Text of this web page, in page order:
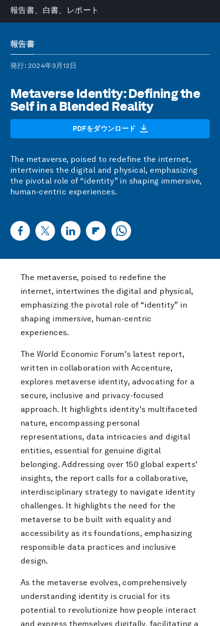
報告書、白書、レポート
報告書
発行: 2024年3月12日
Metaverse Identity: Defining the
Self in a Blended Reality
PDFをダウンロード
The metaverse, poised to redefine the internet,
intertwines the digital and physical, emphasizing
the pivotal role of “identity” in shaping immersive,
human-centric experiences.
The metaverse, poised to redefine the
internet, intertwines the digital and physical,
emphasizing the pivotal role of “identity” in
shaping immersive, human-centric
experiences.
The World Economic Forum's latest report,
written in collaboration with Accenture,
explores metaverse identity, advocating for a
secure, inclusive and privacy-focused
approach. It highlights identity's multifaceted
nature, encompassing personal
representations, data intricacies and digital
entities, essential for genuine digital
belonging. Addressing over 150 global experts'
insights, the report calls for a collaborative,
interdisciplinary strategy to navigate identity
challenges. It highlights the need for the
metaverse to be built with equality and
accessibility as its foundations, emphasizing
responsible data practices and inclusive
design.
As the metaverse evolves, comprehensively
understanding identity is crucial for its
potential to revolutionize how people interact
and express themselves digitally, facilitating a